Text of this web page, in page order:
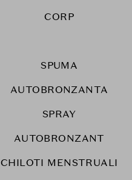
CORP
SPUMA
AUTOBRONZANTA
SPRAY
AUTOBRONZANT
CHILOTI MENSTRUALI